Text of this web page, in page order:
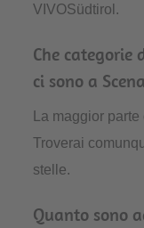
VIVOSüdtirol.
Che categorie
ci sono a
La maggior
Troverai
stelle.
Quanto sono